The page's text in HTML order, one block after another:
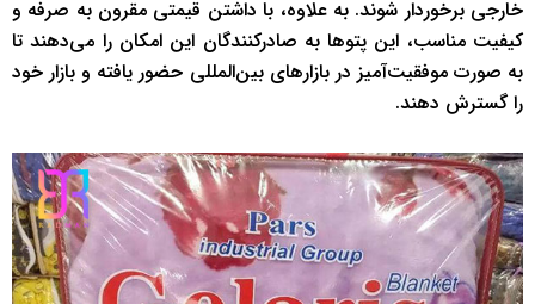
خارجی برخوردار شوند. به علاوه، با داشتن قیمتی مقرون به صرفه و
کیفیت مناسب، این پتوها به صادرکنندگان این امکان را می‌دهند تا
به صورت موفقیت‌آمیز در بازارهای بین‌المللی حضور یافته و بازار خود
را گسترش دهند.